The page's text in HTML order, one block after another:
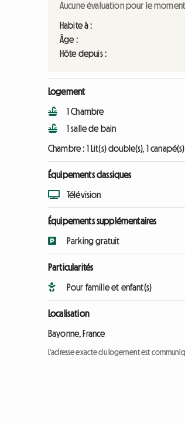
Aucune évaluation pour le moment
Habite à :
Âge :
Hôte depuis :
Logement
1 Chambre
1 salle de bain
Chambre : 1 Lit(s) double(s), 1
Équipements classiques
Télévision
Équipements supplémentaires
Parking gratuit
Particularités
Pour famille et enfant(s)
Localisation
Bayonne, France
L'adresse exacte du logement est